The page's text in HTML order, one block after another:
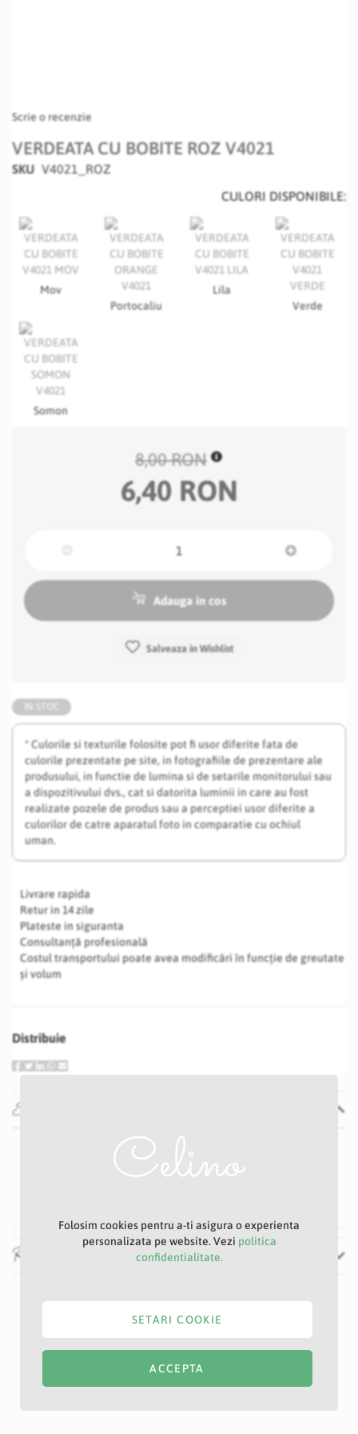
Scrie o recenzie
VERDEATA CU BOBITE ROZ V4021
SKU V4021_ROZ
* Culorile si texturile folosite pot fi usor diferite fata de
culorile prezentate pe site, in fotografiile de prezentare ale
produsului, in functie de lumina si de setarile monitorului sau
a dispozitivului dvs., cat si datorita luminii in care au fost
realizate pozele de produs sau a perceptiei usor diferite a
culorilor de catre aparatul foto in comparatie cu ochiul
uman.
Livrare rapida
Retur in 14 zile
Plateste in siguranta
Consultanță profesională
Costul transportului poate avea modificări în funcție de greutate
și volum
Distribuie
CULORI DISPONIBILE:
Mov
Portocaliu
Lila
Verde
Somon
8,00 RON
6,40 RON
Adauga in cos
Salveaza in Wishlist
Specificatii
P22D
Recenzii
Folosim cookies pentru a-ti asigura o experienta
personalizata pe website. Vezi politica
confidentialitate.
ACCEPTA
SETARI COOKIE